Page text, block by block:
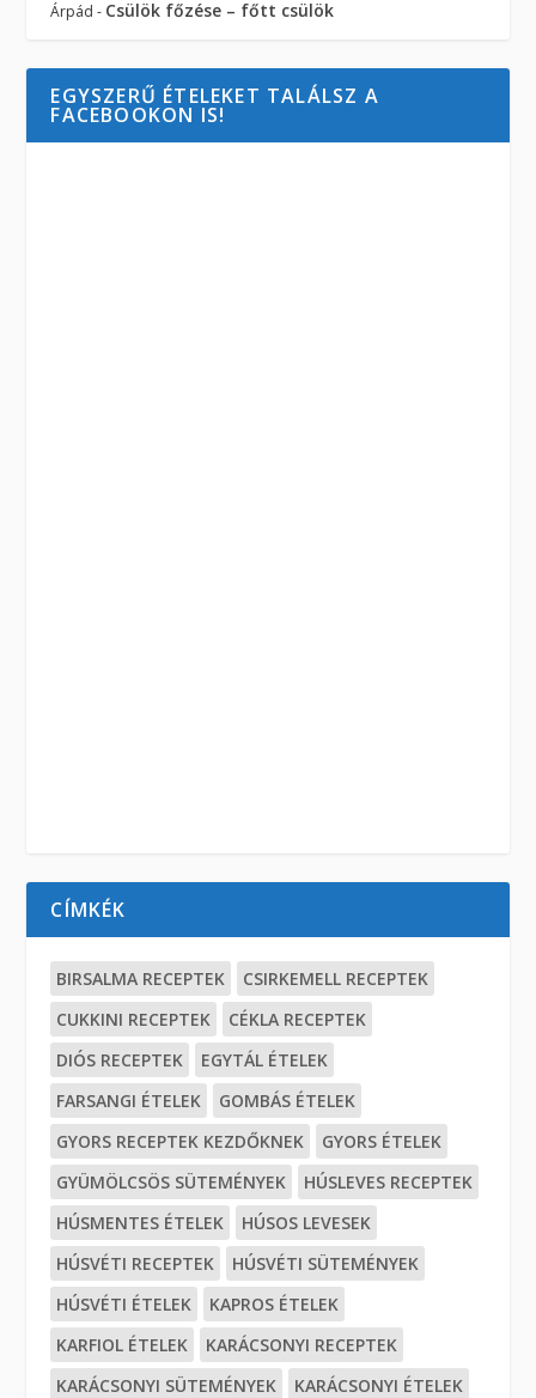
Árpád - Csülök főzése – főtt csülök
EGYSZERŰ ÉTELEKET TALÁLSZ A
FACEBOOKON IS!
CÍMKÉK
BIRSALMA RECEPTEK
CSIRKEMELL RECEPTEK
CUKKINI RECEPTEK
CÉKLA RECEPTEK
DIÓS RECEPTEK
EGYTÁL ÉTELEK
FARSANGI ÉTELEK
GOMBÁS ÉTELEK
GYORS RECEPTEK KEZDŐKNEK
GYORS ÉTELEK
GYÜMÖLCSÖS SÜTEMÉNYEK
HÚSLEVES RECEPTEK
HÚSMENTES ÉTELEK
HÚSOS LEVESEK
HÚSVÉTI RECEPTEK
HÚSVÉTI SÜTEMÉNYEK
HÚSVÉTI ÉTELEK
KAPROS ÉTELEK
KARFIOL ÉTELEK
KARÁCSONYI RECEPTEK
KARÁCSONYI SÜTEMÉNYEK
KARÁCSONYI ÉTELEK